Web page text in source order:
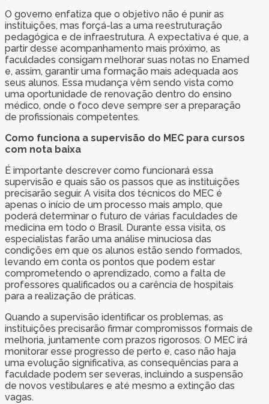
O governo enfatiza que o objetivo não é punir as
instituições, mas forçá-las a uma reestruturação
pedagógica e de infraestrutura. A expectativa é que, a
partir desse acompanhamento mais próximo, as
faculdades consigam melhorar suas notas no Enamed
e, assim, garantir uma formação mais adequada aos
seus alunos. Essa mudança vêm sendo vista como
uma oportunidade de renovação dentro do ensino
médico, onde o foco deve sempre ser a preparação
de profissionais competentes.
Como funciona a supervisão do MEC para cursos
com nota baixa
É importante descrever como funcionará essa
supervisão e quais são os passos que as instituições
precisarão seguir. A visita dos técnicos do MEC é
apenas o início de um processo mais amplo, que
poderá determinar o futuro de várias faculdades de
medicina em todo o Brasil. Durante essa visita, os
especialistas farão uma análise minuciosa das
condições em que os alunos estão sendo formados,
levando em conta os pontos que podem estar
comprometendo o aprendizado, como a falta de
professores qualificados ou a carência de hospitais
para a realização de práticas.
Quando a supervisão identificar os problemas, as
instituições precisarão firmar compromissos formais de
melhoria, juntamente com prazos rigorosos. O MEC irá
monitorar esse progresso de perto e, caso não haja
uma evolução significativa, as consequências para a
faculdade podem ser severas, incluindo a suspensão
de novos vestibulares e até mesmo a extinção das
vagas.